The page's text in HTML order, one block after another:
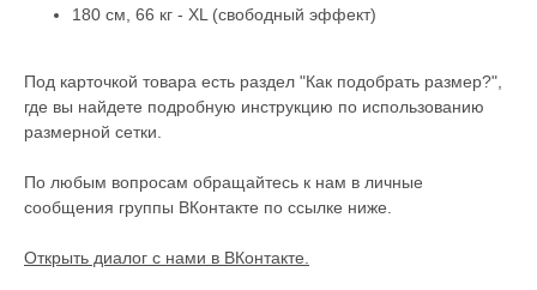
180 см, 66 кг - XL (свободный эффект)
Под карточкой товара есть раздел "Как подобрать размер?",
где вы найдете подробную инструкцию по использованию
размерной сетки.
По любым вопросам обращайтесь к нам в личные
сообщения группы ВКонтакте по ссылке ниже.
Открыть диалог с нами в ВКонтакте.